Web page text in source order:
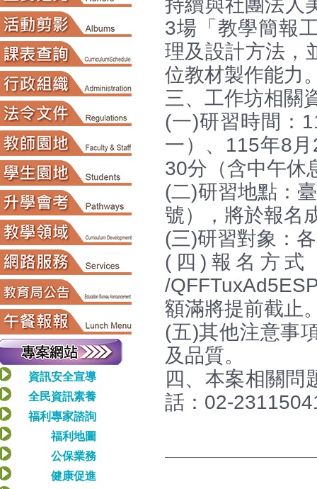
資訊安全宣導
全民資訊素養
福利專家諮詢
福利地圖
公保業務
健康促進
持續與社團法人
3場「教學簡報
理及設計方法，
位教材製作能力
三、工作坊相關
(一)研習時間：
一）、115年8
30分（含中午休
(二)研習地點：
號），將於報名
(三)研習對象：
(四)報名方式
/
額滿將提前截止
(五)其他注意事
及品質。
四、本案相關問
話：02-